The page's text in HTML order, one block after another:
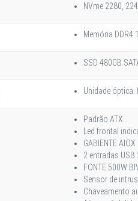
NVme 2280,
Memória DDR4
SSD 480GB
Unidade óptica:
Padrão ATX
Led frontal
GABIENTE AIOX
2 entradas USB
FONTE 500W
Sensor de
Chaveamento